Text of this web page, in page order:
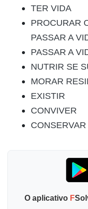
TER VIDA
PROCURAR
PASSAR A
PASSAR A
NUTRIR SE
MORAR
EXISTIR
CONVIVER
O aplicativo F